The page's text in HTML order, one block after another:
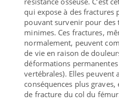
qui expose à des fractures
pouvant survenir pour des
minimes. Ces fractures,
normalement, peuvent
de vie en raison de
déformations
vertébrales). Elles peuvent
conséquences plus
de fracture du col du